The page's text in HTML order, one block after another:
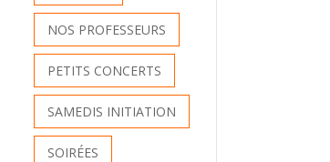
NOS PROFESSEURS
PETITS CONCERTS
SAMEDIS INITIATION
SOIRÉES